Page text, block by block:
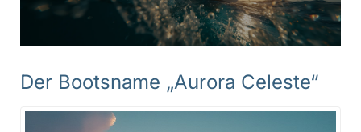
Der Bootsname „Aurora Celeste“